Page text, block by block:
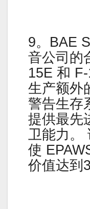
9。BAE
音公司的
15E 和
生产额外
警告生存
提供最先
卫能力。
使
价值达到